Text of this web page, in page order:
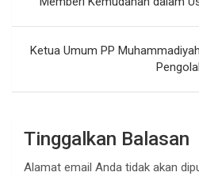
Ketua Umum PP
Tinggalkan Balasan
Alamat email Anda tidak akan